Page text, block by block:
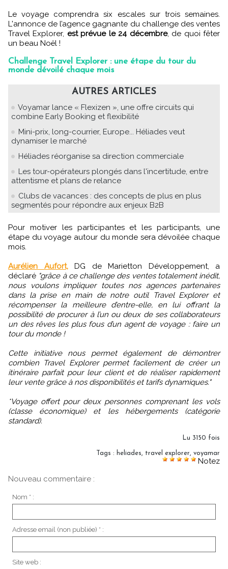
Le voyage comprendra six escales sur trois semaines.
L'annonce de l’agence gagnante du challenge des ventes
Travel Explorer, est prévue le 24 décembre, de quoi fêter
un beau Noël !
Challenge Travel Explorer : une étape du tour du
monde dévoilé chaque mois
AUTRES ARTICLES
Voyamar lance « Flexizen », une offre circuits qui
combine Early Booking et flexibilité
Mini-prix, long-courrier, Europe... Héliades veut
dynamiser le marché
Héliades réorganise sa direction commerciale
Les tour-opérateurs plongés dans l'incertitude, entre
attentisme et plans de relance
Clubs de vacances : des concepts de plus en plus
segmentés pour répondre aux enjeux B2B
Pour motiver les participantes et les participants, une
étape du voyage autour du monde sera dévoilée chaque
mois.
Aurélien Aufort,DG de Marietton Développement, a
déclaré "grâce à ce challenge des ventes totalement inédit,
nous voulons impliquer toutes nos agences partenaires
dans la prise en main de notre outil Travel Explorer et
récompenser la meilleure d’entre-elle, en lui offrant la
possibilité de procurer à l’un ou deux de ses collaborateurs
un des rêves les plus fous d’un agent de voyage : faire un
tour du monde !
Cette initiative nous permet également de démontrer
combien Travel Explorer permet facilement de créer un
itinéraire parfait pour leur client et de réaliser rapidement
leur vente grâce à nos disponibilités et tarifs dynamiques."
*Voyage offert pour deux personnes comprenant les vols
(classe économique) et les hébergements (catégorie
standard).
Lu 3150 fois
Tags : heliades, travel explorer, voyamar
Notez
Nouveau commentaire :
Nom * :
Adresse email (non publiée) * :
Site web :